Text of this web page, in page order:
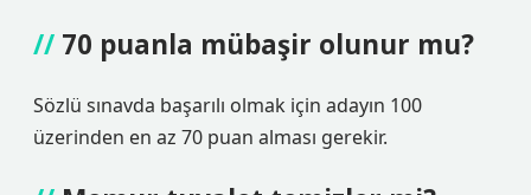
70 puanla mübaşir olunur mu?
Sözlü sınavda başarılı olmak için adayın 100
üzerinden en az 70 puan alması gerekir.